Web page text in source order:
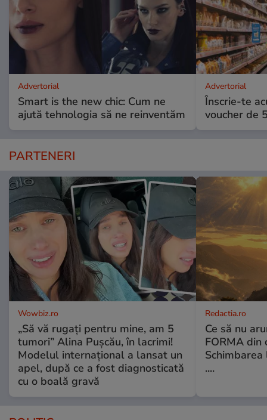
Advertorial
Smart is the new chic: Cum ne
ajută tehnologia să ne reinventăm
Advertorial
Înscrie-te
voucher de
PARTENERI
Wowbiz.ro
„Să vă rugați pentru mine, am 5
tumori” Alina Pușcău, în lacrimi!
Modelul internațional a lansat un
apel, după ce a fost diagnosticată
cu o boală gravă
Redactia.ro
Ce să nu
FORMA din
Schimbarea
....